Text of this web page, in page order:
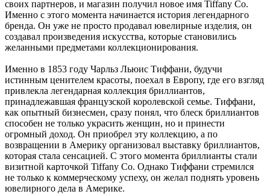
своих партнеров, и магазин получил новое имя Tiffany Co.
Именно с этого момента начинается история легендарного
бренда. Он уже не просто продавал ювелирные изделия, он
создавал произведения искусства, которые становились
желанными предметами коллекционирования.
Именно в 1853 году Чарльз Льюис Тиффани, будучи
истинным ценителем красоты, поехал в Европу, где его взгляд
привлекла легендарная коллекция бриллиантов,
принадлежавшая французской королевской семье. Тиффани,
как опытный бизнесмен, сразу понял, что блеск бриллиантов
способен не только украсить женщин, но и принести
огромный доход. Он приобрел эту коллекцию, а по
возвращении в Америку организовал выставку бриллиантов,
которая стала сенсацией. С этого момента бриллианты стали
визитной карточкой Tiffany Co. Однако Тиффани стремился
не только к коммерческому успеху, он желал поднять уровень
ювелирного дела в Америке.